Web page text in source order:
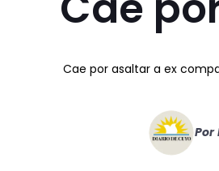
Cae por asaltar a ex
Por